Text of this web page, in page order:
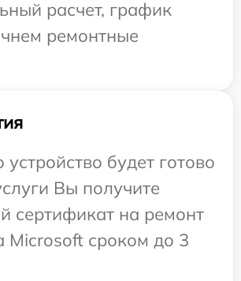
расчет, график
ремонтные
устройство будет готово
Вы получите
сертификат на ремонт
Microsoft сроком до 3